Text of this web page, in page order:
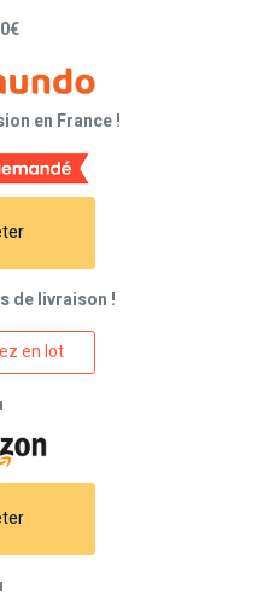
en France !
de livraison !
en lot